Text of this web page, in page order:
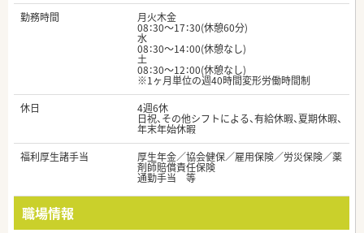
勤務時間
月火木金
08：30～17：30(休憩60分)
水
08：30～14：00(休憩なし)
土
08：30～12：00(休憩なし)
※1ヶ月単位の週40時間変形労働時間制
休日
4週6休
日祝、その他シフトによる、有給休暇、夏期休暇、
年末年始休暇
福利厚生諸手当
厚生年金／協会健保／雇用保険／労災保険／薬
剤師賠償責任保険
通勤手当 等
職場情報